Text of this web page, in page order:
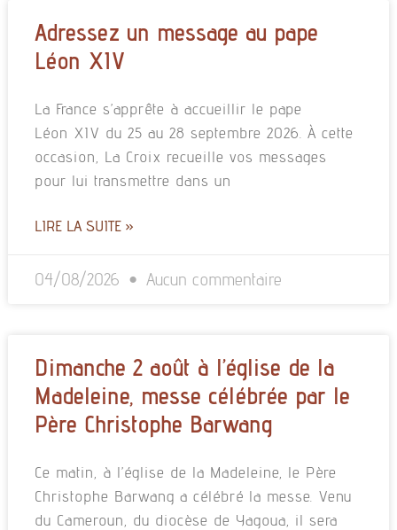
Adressez un message au pape
Léon XIV
La France s’apprête à accueillir le pape
Léon XIV du 25 au 28 septembre 2026. À cette
occasion, La Croix recueille vos messages
pour lui transmettre dans un
LIRE LA SUITE »
04/08/2026 Aucun commentaire
Dimanche 2 août à l’église de la
Madeleine, messe célébrée par le
Père Christophe Barwang
Ce matin, à l’église de la Madeleine, le Père
Christophe Barwang a célébré la messe. Venu
du Cameroun, du diocèse de Yagoua, il sera